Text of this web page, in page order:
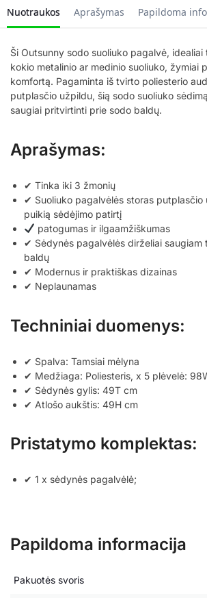
Nuotraukos Aprašymas Papildoma
Ši Outsunny sodo suoliuko pagalvė,
kokio metalinio ar medinio suoliuko, žymiai
komfortą. Pagaminta iš tvirto poliesterio
putplasčio užpildu, šią sodo suoliuko
saugiai pritvirtinti prie sodo baldų.
Aprašymas:
✔ Tinka iki 3 žmonių
✔ Suoliuko pagalvėlės storas putplasčio
puikią sėdėjimo patirtį
patogumas ir ilgaamžiškumas
✔ Sėdynės pagalvėlės dirželiai saugiam
baldų
✔ Modernus ir praktiškas dizainas
✔ Neplaunamas
Techniniai duomenys:
✔ Spalva: Tamsiai mėlyna
✔ Medžiaga: Poliesteris, x 5 plėvelė:
✔ Sėdynės gylis: 49T cm
✔ Atlošo aukštis: 49H cm
Pristatymo komplektas:
✔ 1 x sėdynės pagalvėlė;
Papildoma informacija
Pakuotės svoris